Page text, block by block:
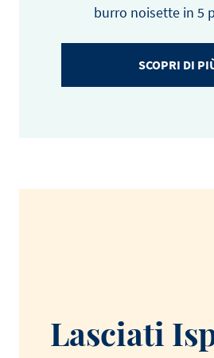
burro noisette in 5
SCOPRI DI
Lasciati